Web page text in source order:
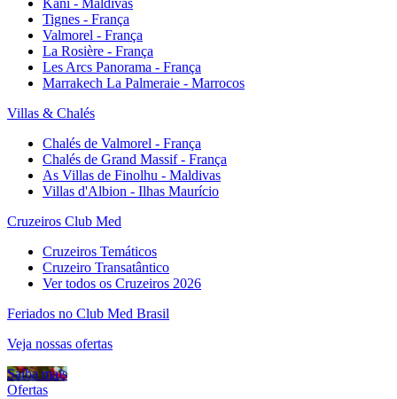
Kani - Maldivas
Tignes - França
Valmorel - França
La Rosière - França
Les Arcs Panorama - França
Marrakech La Palmeraie - Marrocos
Villas & Chalés
Chalés de Valmorel - França
Chalés de Grand Massif - França
As Villas de Finolhu - Maldivas
Villas d'Albion - Ilhas Maurício
Cruzeiros Club Med
Cruzeiros Temáticos
Cruzeiro Transatântico
Ver todos os Cruzeiros 2026
Feriados no Club Med Brasil
Veja nossas ofertas
Saiba mais
Ofertas